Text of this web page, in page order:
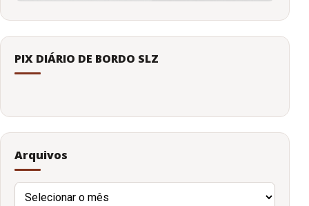
PIX DIÁRIO DE BORDO SLZ
Arquivos
Arquivos